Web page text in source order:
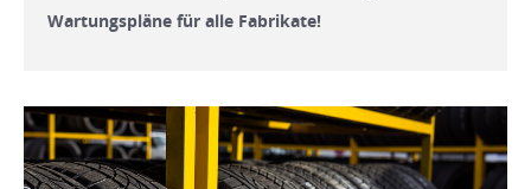
Wartungspläne für alle Fabrikate!